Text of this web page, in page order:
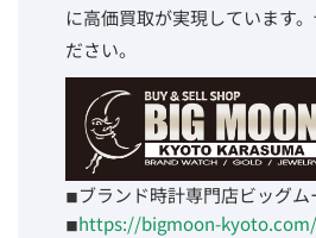
に高価買取が実現しています
ださい。
◾︎ブランド時計専門店ビッグ
◾︎https://bigmoon-kyoto.com/